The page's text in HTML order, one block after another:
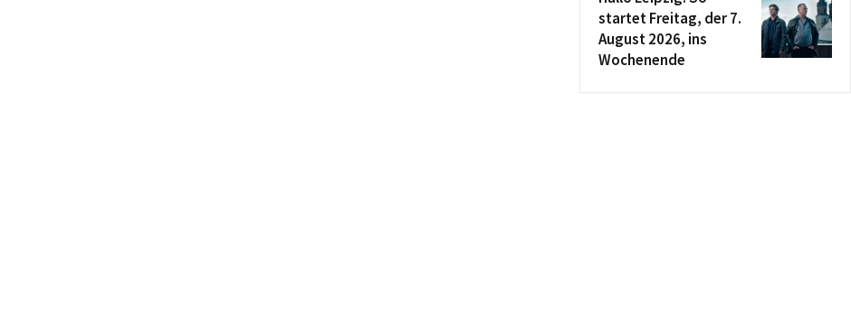
startet Freitag, der 7.
August 2026, ins
Wochenende